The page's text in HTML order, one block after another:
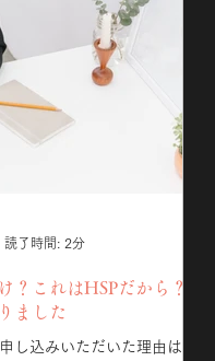
？これはHSPだから？と
ました
し込みいただいた理由は何
読了時間: 2分